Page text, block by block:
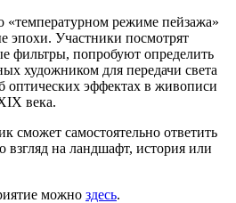
«температурном режиме пейзажа»
эпохи. Участники посмотрят
фильтры, попробуют определить
художником для передачи света
оптических эффектах в живописи
века.
сможет самостоятельно ответить
на ландшафт, история или
можно здесь.